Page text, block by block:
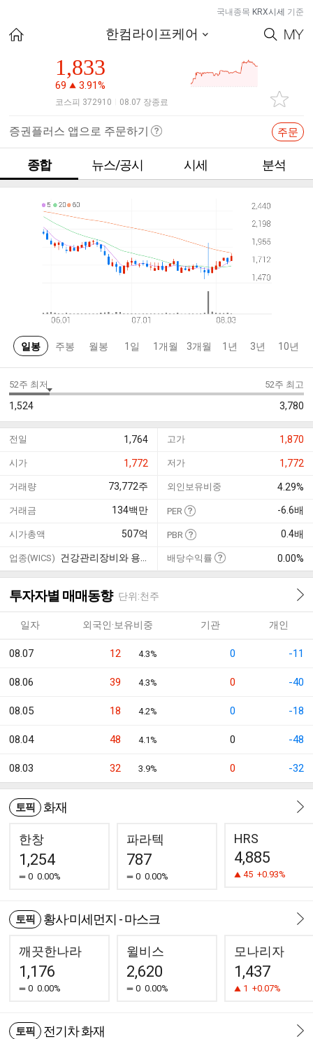
국내종목 KRX시세 기준
한컴라이프케어
1,833
69 3.91%
코스피 372910 08.07 장종료
증권플러스 앱으로 주문하기 주문
종합 뉴스/공시 시세 분석
일봉 주봉 월봉 1일 1개월 3개월 1년 3년 10년
52주 최저
1,524
52주 최고
3,780
전일 1,764 고가 1,870
시가 1,772 저가 1,772
거래량 73,772주 외인보유비중 4.29%
거래금 134백만 PER -6.6배
시가총액 507억 PBR 0.4배
업종(WICS) 배당수익률 0.00%
투자자별 매매동향 단위:천주
일자 외국인·보유비중 기관 개인
08.07 12 4.3% 0 -11
08.06 39 4.3% 0 -40
08.05 18 4.2% 0 -18
08.04 48 4.1% 0 -48
08.03 32 3.9% 0 -32
토픽 화재
한창
1,254
0 0.00%
파라텍
787
0 0.00%
HRS
4,885
45 +0.93%
토픽 황사·미세먼지 - 마스크
깨끗한나라
1,176
0 0.00%
윌비스
2,620
0 0.00%
모나리자
1,437
1 +0.07%
토픽 전기차 화재